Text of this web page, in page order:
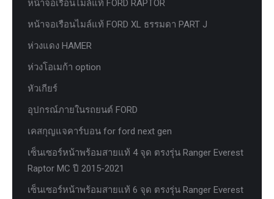
หน้าจอเรือนไมล์แท้ FORD RAPTOR
หน้าจอเรือนไมล์แท้ FORD XL ธรรมดา PART J
ห่วงแดง HAMER
ห่วงโอเมก้า option
หัวเกียร์
อุปกรณ์ภายในรถยนต์ FORD
เคสกุญแจคาร์บอน for ford next gen
เซ็นเซอร์หน้าพร้อมสายแท้ 4 จุด ตรงรุ่น Ranger Everest
Raptor MC ปี 2015-2021
เซ็นเซอร์หน้าพร้อมสายแท้ 6 จุด ตรงรุ่น Ranger Everest